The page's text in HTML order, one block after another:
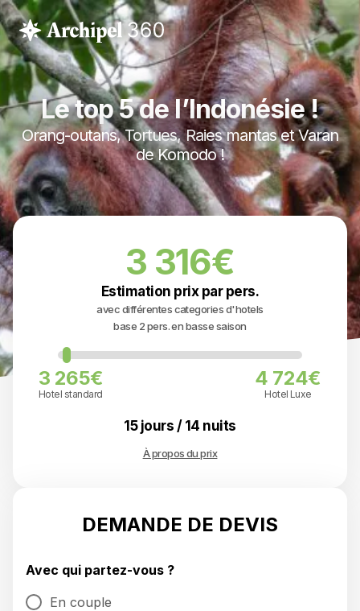
Le top 5 de l’Indonésie !
Orang-outans, Tortues, Raies mantas et Varan
de Komodo !
3 316€
Estimation prix par pers.
avec différentes categories d'hotels
base 2 pers. en basse saison
3 265€
Hotel standard
4 724€
Hotel Luxe
15 jours / 14 nuits
À propos du prix
DEMANDE DE DEVIS
Avec qui partez-vous ?
En couple